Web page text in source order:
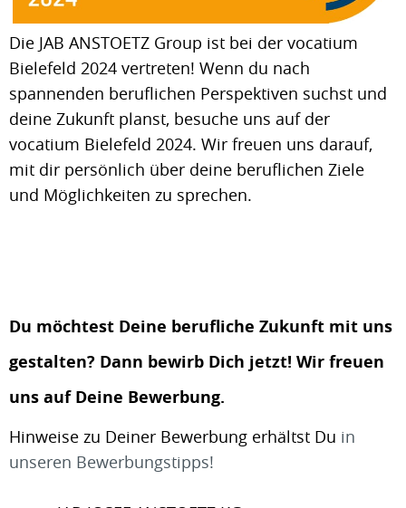
Die JAB ANSTOETZ Group ist bei der vocatium
Bielefeld 2024 vertreten! Wenn du nach
spannenden beruflichen Perspektiven suchst und
deine Zukunft planst, besuche uns auf der
vocatium Bielefeld 2024. Wir freuen uns darauf,
mit dir persönlich über deine beruflichen Ziele
und Möglichkeiten zu sprechen.
Du möchtest Deine berufliche Zukunft mit uns
gestalten? Dann bewirb Dich jetzt! Wir freuen
uns auf Deine Bewerbung.
Hinweise zu Deiner Bewerbung erhältst Du in
unseren Bewerbungstipps!